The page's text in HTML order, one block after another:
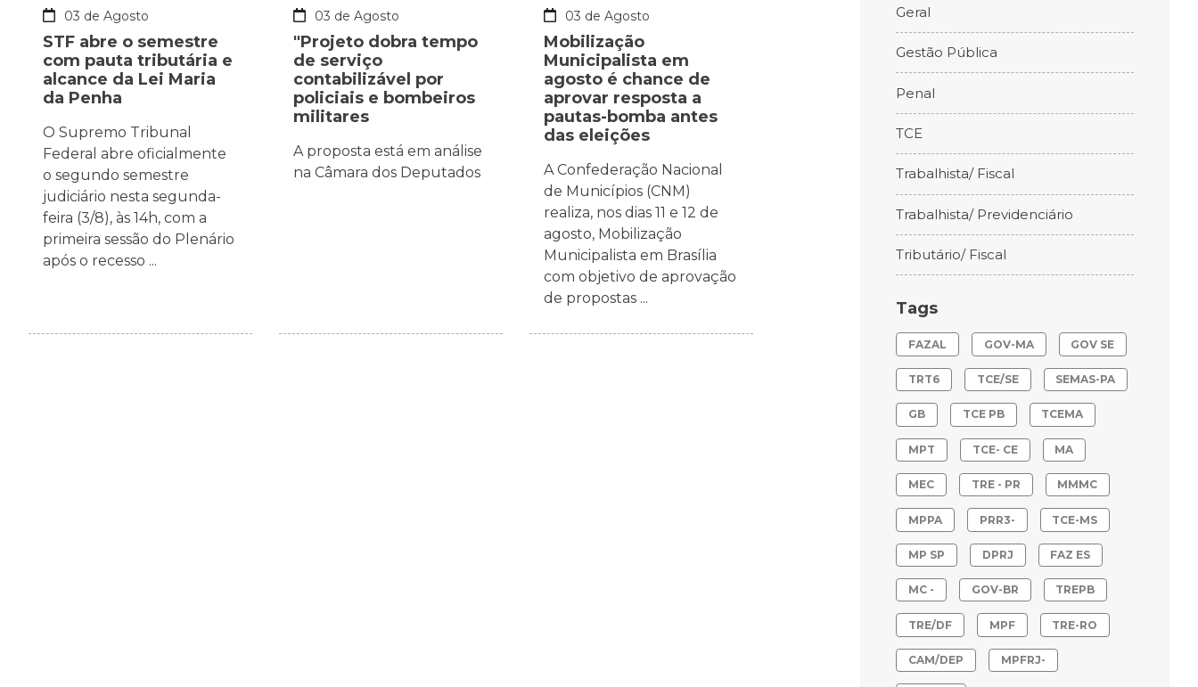
03 de Agosto
STF abre o semestre
com pauta tributária e
alcance da Lei Maria
da Penha
O Supremo Tribunal
Federal abre oficialmente
o segundo semestre
judiciário nesta segunda-
feira (3/8), às 14h, com a
primeira sessão do Plenário
após o recesso ...
03 de Agosto
"Projeto dobra tempo
de serviço
contabilizável por
policiais e bombeiros
militares
A proposta está em análise
na Câmara dos Deputados
03 de Agosto
Mobilização
Municipalista em
agosto é chance de
aprovar resposta a
pautas-bomba antes
das eleições
A Confederação Nacional
de Municípios (CNM)
realiza, nos dias 11 e 12 de
agosto, Mobilização
Municipalista em Brasília
com objetivo de aprovação
de propostas ...
Geral
Gestão Pública
Penal
TCE
Trabalhista/ Fiscal
Trabalhista/ Previdenciário
Tributário/ Fiscal
Tags
FAZAL GOV-MA GOV SE
TRT6 TCE/SE SEMAS-PA
GB TCE PB TCEMA
MPT TCE- CE MA
MEC TRE - PR MMMC
MPPA PRR3- TCE-MS
MP SP DPRJ FAZ ES
MC - GOV-BR TREPB
TRE/DF MPF TRE-RO
CAM/DEP MPFRJ-